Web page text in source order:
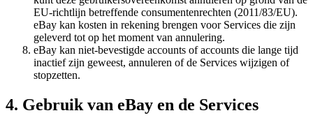
EU-richtlijn betreffende consumentenrechten (2011/83/EU).
eBay kan kosten in rekening brengen voor Services die zijn
geleverd tot op het moment van annulering.
eBay kan niet-bevestigde accounts of accounts die lange tijd
inactief zijn geweest, annuleren of de Services wijzigen of
stopzetten.
4. Gebruik van eBay en de Services